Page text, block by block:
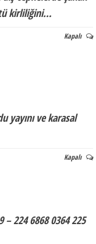
kirliliğini…
Kapalı
yayını ve karasal
Kapalı
– 224 6868 0364 225